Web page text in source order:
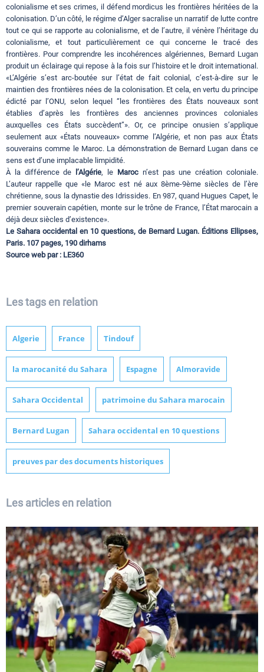
colonialisme et ses crimes, il défend mordicus les frontières héritées de la
colonisation. D’un côté, le régime d’Alger sacralise un narratif de lutte contre
tout ce qui se rapporte au colonialisme, et de l’autre, il vénère l’héritage du
colonialisme, et tout particulièrement ce qui concerne le tracé des
frontières. Pour comprendre les incohérences algériennes, Bernard Lugan
produit un éclairage qui repose à la fois sur l’histoire et le droit international.
«L’Algérie s’est arc-boutée sur l’état de fait colonial, c’est-à-dire sur le
maintien des frontières nées de la colonisation. Et cela, en vertu du principe
édicté par l’ONU, selon lequel “les frontières des États nouveaux sont
établies d’après les frontières des anciennes provinces coloniales
auxquelles ces États succèdent”». Or, ce principe onusien s’applique
seulement aux «États nouveaux» comme l’Algérie, et non pas aux États
souverains comme le Maroc. La démonstration de Bernard Lugan dans ce
sens est d’une implacable limpidité.
À la différence de
l’Algérie, le Marocn’est pas une création coloniale.
L’auteur rappelle que «le Maroc est né aux 8ème-9ème siècles de l’ère
chrétienne, sous la dynastie des Idrissides. En 987, quand Hugues Capet, le
premier souverain capétien, monte sur le trône de France, l’État marocain a
déjà deux siècles d’existence».
Le Sahara occidental en 10 questions, de Bernard Lugan. Éditions Ellipses,
Paris. 107 pages, 190 dirhams
Source web par : LE360
Les tags en relation
Algerie France Tindouf
la marocanité du Sahara Espagne Almoravide
Sahara Occidental patrimoine du Sahara marocain
Bernard Lugan Sahara occidental en 10 questions
preuves par des documents historiques
Les articles en relation